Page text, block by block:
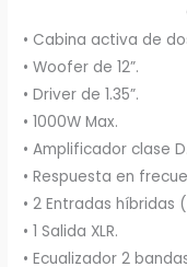
• Cabina activa de
• Woofer de 12”.
• Driver de 1.35”.
• 1000W Max.
• Amplificador clase D.
• Respuesta en
• 2 Entradas híbridas
• 1 Salida XLR.
• Ecualizador 2